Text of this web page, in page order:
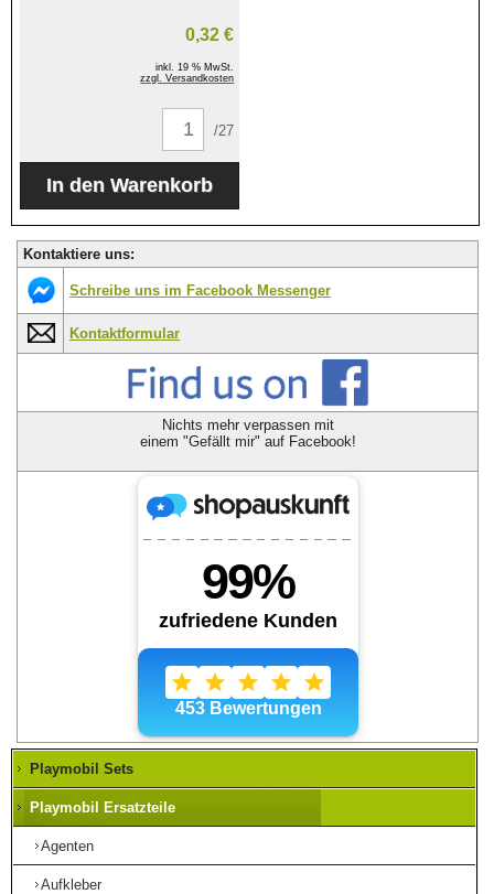
0,32 €
inkl. 19 % MwSt.
zzgl. Versandkosten
/27
Kontaktiere uns:
Schreibe uns im Facebook Messenger
Kontaktformular
Nichts mehr verpassen mit
einem "Gefällt mir" auf Facebook!
Playmobil Sets
Playmobil Ersatzteile
Agenten
Aufkleber